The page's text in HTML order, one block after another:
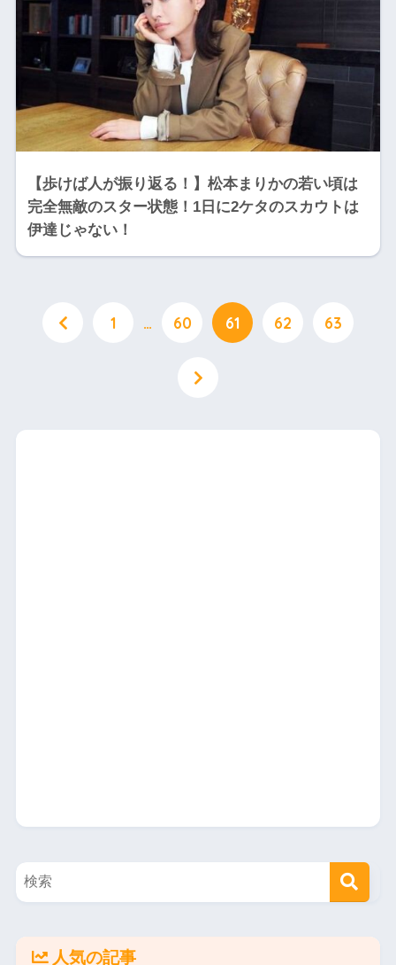
【歩けば人が振り返る！】松本まりかの若い頃は
完全無敵のスター状態！1日に2ケタのスカウトは
伊達じゃない！
1 … 60 61 62 63
人気の記事